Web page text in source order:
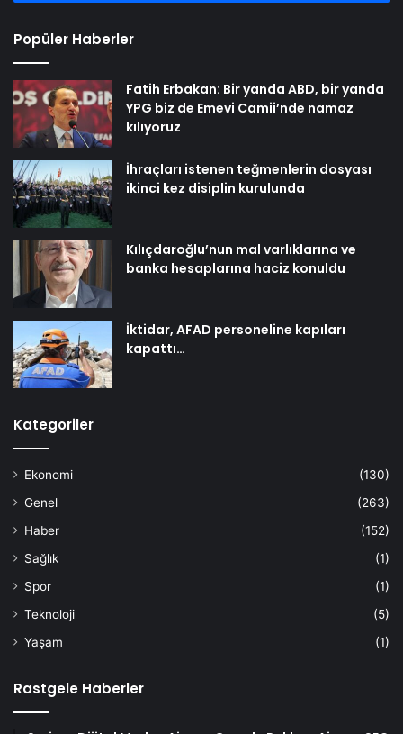
Popüler Haberler
Fatih Erbakan: Bir yanda ABD, bir yanda
YPG biz de Emevi Camii’nde namaz
kılıyoruz
İhraçları istenen teğmenlerin dosyası
ikinci kez disiplin kurulunda
Kılıçdaroğlu’nun mal varlıklarına ve
banka hesaplarına haciz konuldu
İktidar, AFAD personeline kapıları
kapattı…
Kategoriler
Ekonomi
(130)
Genel
(263)
Haber
(152)
Sağlık
(1)
Spor
(1)
Teknoloji
(5)
Yaşam
(1)
Rastgele Haberler